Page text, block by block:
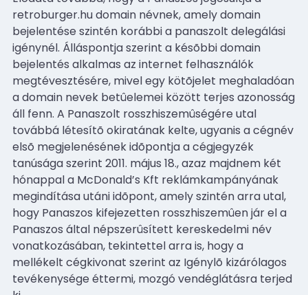
retroburger.hu domain névnek, amely domain
bejelentése szintén korábbi a panaszolt delegálási
igénynél. Álláspontja szerint a késõbbidomain
bejelentés alkalmas az internet felhasználók
megtévesztésére, mivel egy kötõjelet meghaladóan
a domain nevek betûelemei között terjes azonosság
áll fenn. A Panaszolt rosszhiszemûségére utal
továbbá létesítõ okiratának kelte, ugyanis a cégnév
elsõ megjelenésénekidõpontja a cégjegyzék
tanúsága szerint 2011. május 18., azaz majdnem két
hónappal a McDonald’s Kft reklámkampányának
megindítása utáni idõpont, amely szintén arra utal,
hogy Panaszos kifejezetten rosszhiszemûen jár el a
Panaszos által népszerûsített kereskedelmi név
vonatkozásában, tekintettel arra is, hogy a
mellékelt cégkivonat szerint az Igénylõ kizárólagos
tevékenysége éttermi, mozgó vendéglátásra terjed